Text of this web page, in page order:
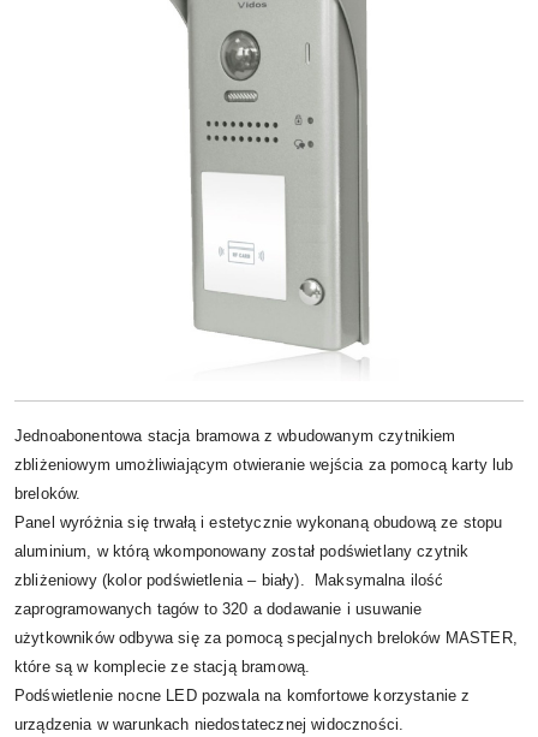
Jednoabonentowa stacja bramowa z wbudowanym czytnikiem
zbliżeniowym umożliwiającym otwieranie wejścia za pomocą karty lub
breloków.
Panel wyróżnia się trwałą i estetycznie wykonaną obudową ze stopu
aluminium, w którą wkomponowany został podświetlany czytnik
zbliżeniowy (kolor podświetlenia – biały). Maksymalna ilość
zaprogramowanych tagów to 320 a dodawanie i usuwanie
użytkowników odbywa się za pomocą specjalnych breloków MASTER,
które są w komplecie ze stacją bramową.
Podświetlenie nocne LED pozwala na komfortowe korzystanie z
urządzenia w warunkach niedostatecznej widoczności.